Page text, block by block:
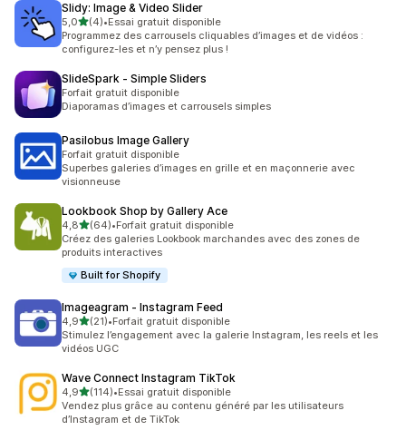
Slidy: Image & Video Slider
5,0étoile(s) sur 5
(4)
4 avis au total
•Essai gratuit disponible
Programmez des carrousels cliquables d’images et de vidéos :
configurez-les et n’y pensez plus !
SlideSpark ‑ Simple Sliders
Forfait gratuit disponible
Diaporamas d’images et carrousels simples
Pasilobus Image Gallery
Forfait gratuit disponible
Superbes galeries d’images en grille et en maçonnerie avec
visionneuse
Lookbook Shop by Gallery Ace
4,8étoile(s) sur 5
(64)
64 avis au total
•Forfait gratuit disponible
Créez des galeries Lookbook marchandes avec des zones de
produits interactives
Built for Shopify
Imageagram ‑ Instagram Feed
4,9étoile(s) sur 5
(21)
21 avis au total
•Forfait gratuit disponible
Stimulez l’engagement avec la galerie Instagram, les reels et les
vidéos UGC
Wave Connect Instagram TikTok
4,9étoile(s) sur 5
(114)
114 avis au total
•Essai gratuit disponible
Vendez plus grâce au contenu généré par les utilisateurs
d’Instagram et de TikTok